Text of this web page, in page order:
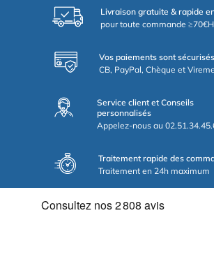
Livraison gratuite & rapide
pour toute commande
Vos paiements sont sécurisés
CB, PayPal, Chèque et
Service client et Conseils
personnalisés
Appelez-nous au
Traitement rapide des
Traitement en 24h maximum